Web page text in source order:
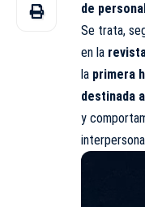
de
Se trata,
en la
la primera
destinada
y